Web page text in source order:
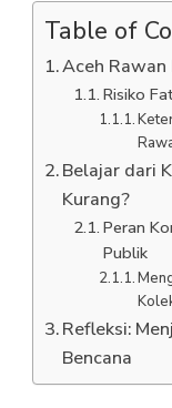
Table of
Aceh
Risiko
Belajar dari
Kurang?
Peran
Publik
Refleksi:
Bencana